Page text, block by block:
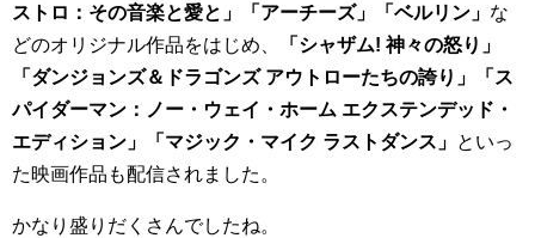
ストロ：その音楽と愛と」「アーチーズ」「ベルリン」 な
どのオリジナル作品をはじめ、
「シャザム! 神々の怒り」
「ダンジョンズ＆ドラゴンズ アウトローたちの誇り」「ス
パイダーマン：ノー・ウェイ・ホーム エクステンデッド・
エディション」「マジック・マイク ラストダンス」 といっ
た映画作品も配信されました。
かなり盛りだくさんでしたね。